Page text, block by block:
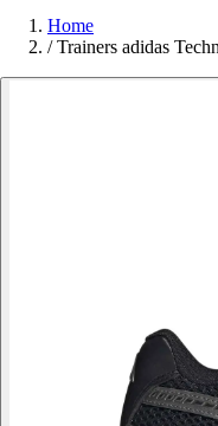
Home
/ Trainers adidas